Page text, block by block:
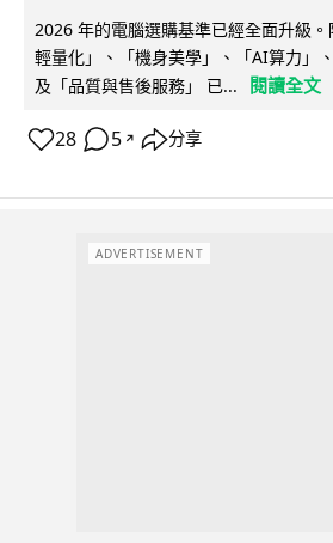
2026 年的電腦選購基準已經全面升級
輕量化」、「機身美學」、「AI算力」
及「品質與售後服務」 已...
閱讀全文
28 5 ↗ 分享
ADVERTISEMENT